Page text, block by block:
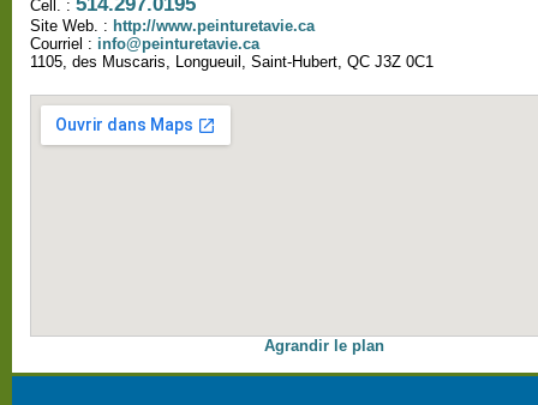
Cell. :
Site Web. : http://www.peinturetavie.ca
Courriel : info@peinturetavie.ca
1105, des Muscaris, Longueuil, Saint-Hubert, QC J3Z 0C1
Agrandir le plan